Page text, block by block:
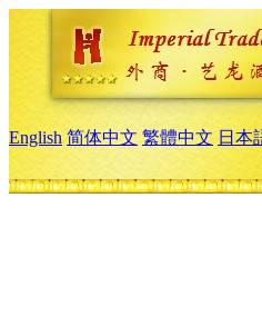
English 简体中文 繁體中文 日本